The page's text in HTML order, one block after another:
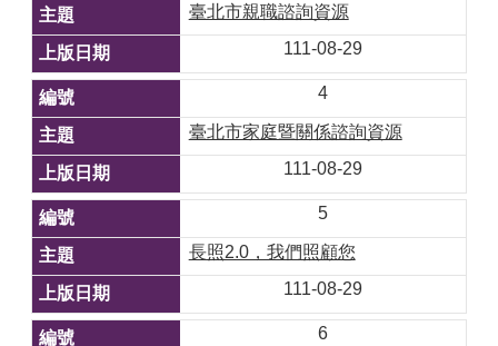
臺北市親職諮詢資源
111-08-29
4
臺北市家庭暨關係諮詢資源
111-08-29
5
長照2.0，我們照顧您
111-08-29
6